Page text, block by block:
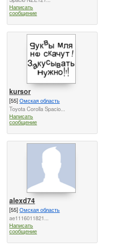
Написать
сообщение
kursor
[55]Омская область
Toyota Corolla Spacio...
Написать
сообщение
alexd74
[55]Омская область
ae1116011821...
Написать
сообщение